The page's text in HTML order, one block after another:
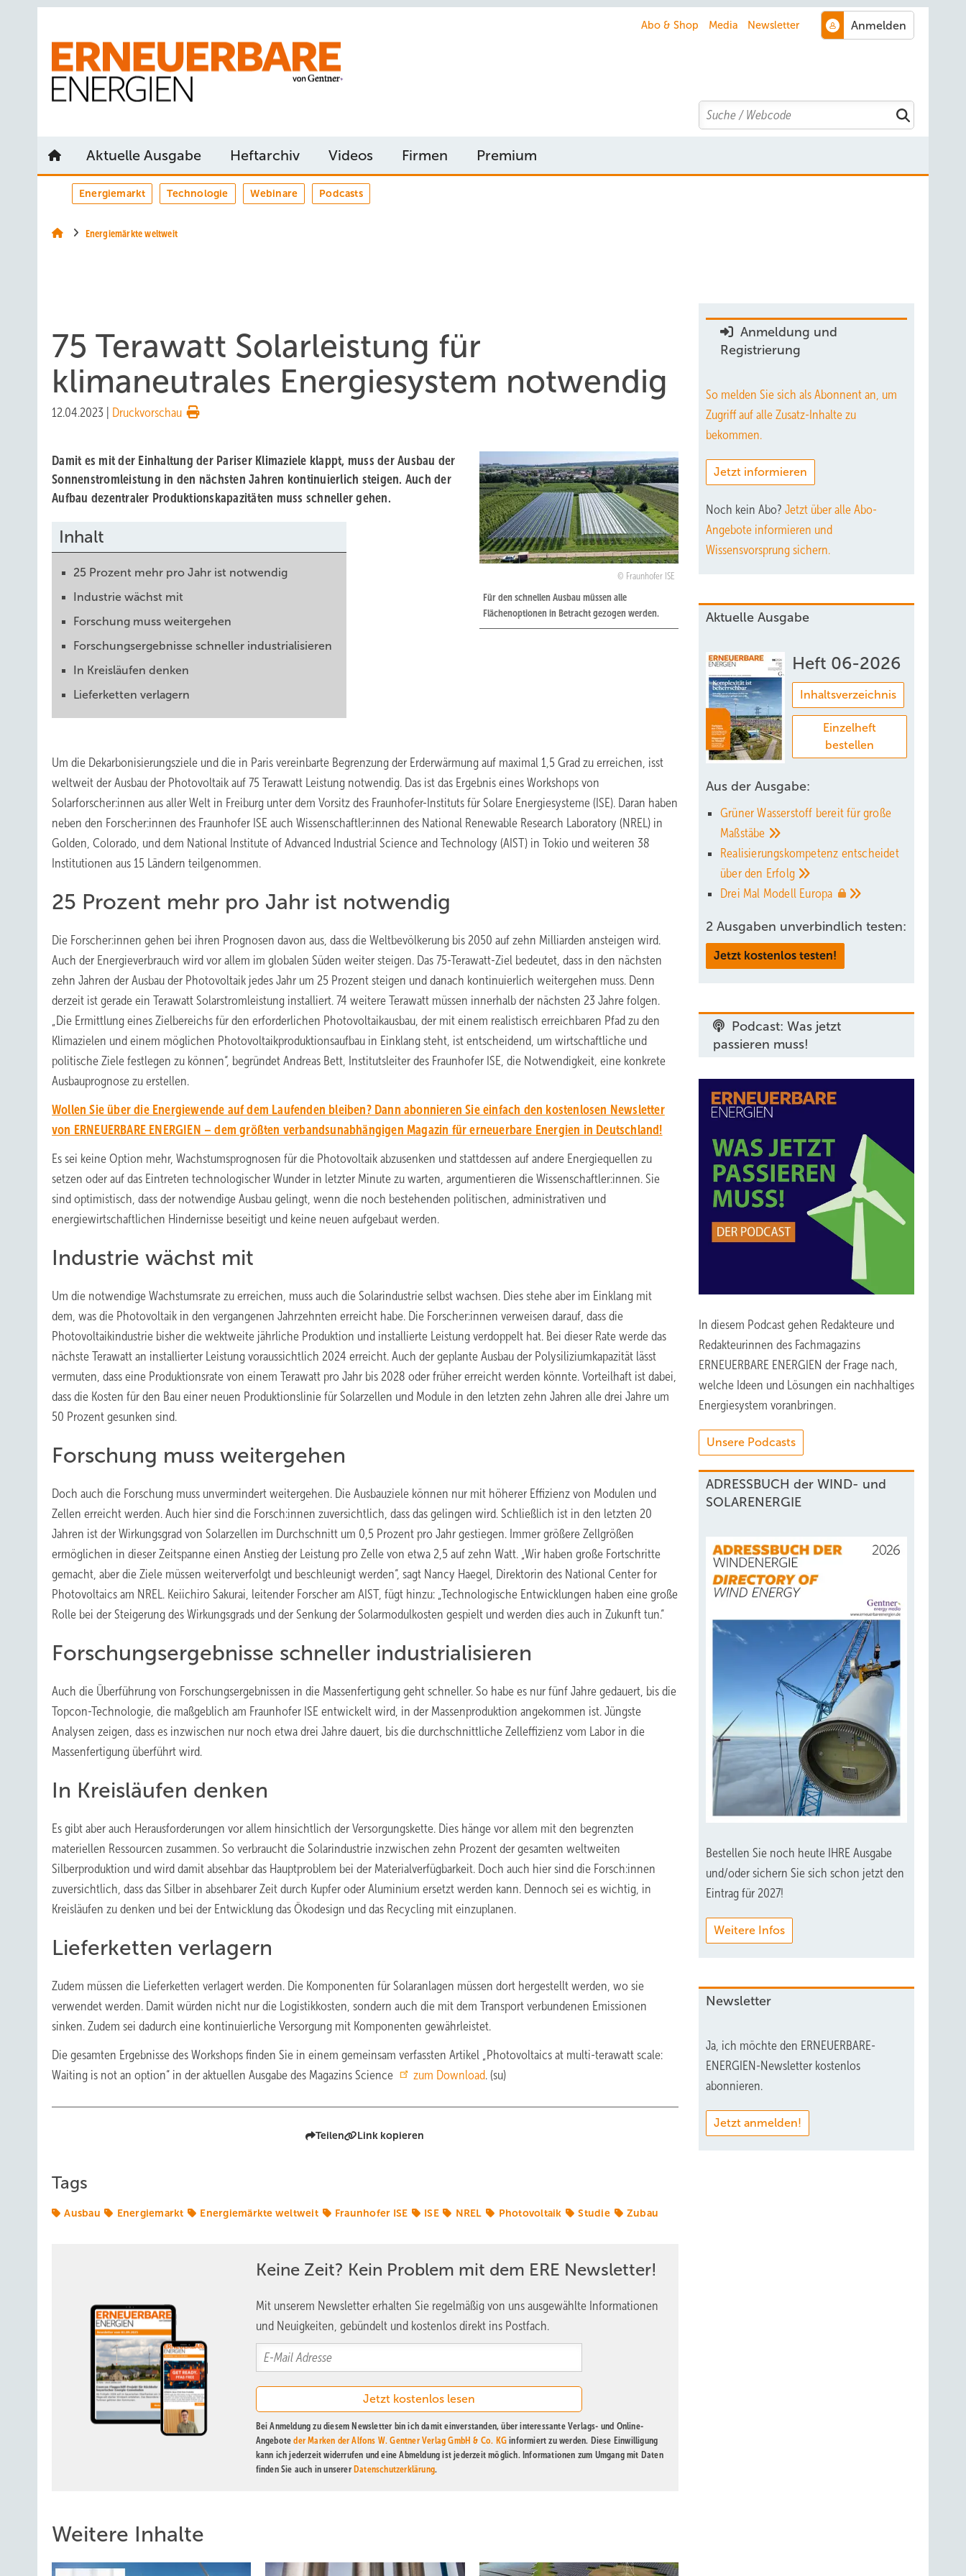
Abo & Shop Media Newsletter
Search
Aktuelle Ausgabe Heftarchiv Videos Firmen Premium
Energiemarkt Technologie Webinare Podcasts
Energiemärkte weltweit
75 Terawatt Solarleistung für
klimaneutrales Energiesystem notwendig
12.04.2023 Druckvorschau
Fraunhofer ISE
Für den schnellen Ausbau müssen alle
Flächenoptionen in Betracht gezogen werden.
Damit es mit der Einhaltung der Pariser Klimaziele klappt, muss der Ausbau der
Sonnenstromleistung in den nächsten Jahren kontinuierlich steigen. Auch der
Aufbau dezentraler Produktionskapazitäten muss schneller gehen.
Inhalt
25 Prozent mehr pro Jahr ist notwendig
Industrie wächst mit
Forschung muss weitergehen
Forschungsergebnisse schneller industrialisieren
In Kreisläufen denken
Lieferketten verlagern
Um die Dekarbonisierungsziele und die in Paris vereinbarte Begrenzung der Erderwärmung auf maximal 1,5 Grad zu erreichen, isst
weltweit der Ausbau der Photovoltaik auf 75 Terawatt Leistung notwendig. Das ist das Ergebnis eines Workshops von
Solarforscher:innen aus aller Welt in Freiburg unter dem Vorsitz des Fraunhofer-Instituts für Solare Energiesysteme (ISE). Daran haben
neben den Forscher:innen des Fraunhofer ISE auch Wissenschaftler:innen des National Renewable Research Laboratory (NREL) in
Golden, Colorado, und dem National Institute of Advanced Industrial Science and Technology (AIST) in Tokio und weiteren 38
Institutionen aus 15 Ländern teilgenommen.
25 Prozent mehr pro Jahr ist notwendig
Die Forscher:innen gehen bei ihren Prognosen davon aus, dass die Weltbevölkerung bis 2050 auf zehn Milliarden ansteigen wird.
Auch der Energieverbrauch wird vor allem im globalen Süden weiter steigen. Das 75-Terawatt-Ziel bedeutet, dass in den nächsten
zehn Jahren der Ausbau der Photovoltaik jedes Jahr um 25 Prozent steigen und danach kontinuierlich weitergehen muss. Denn
derzeit ist gerade ein Terawatt Solarstromleistung installiert. 74 weitere Terawatt müssen innerhalb der nächsten 23 Jahre folgen.
„Die Ermittlung eines Zielbereichs für den erforderlichen Photovoltaikausbau, der mit einem realistisch erreichbaren Pfad zu den
Klimazielen und einem möglichen Photovoltaikproduktionsaufbau in Einklang steht, ist entscheidend, um wirtschaftliche und
politische Ziele festlegen zu können“, begründet Andreas Bett, Institutsleiter des Fraunhofer ISE, die Notwendigkeit, eine konkrete
Ausbauprognose zu erstellen.
Wollen Sie über die Energiewende auf dem Laufenden bleiben? Dann abonnieren Sie einfach den kostenlosen Newsletter
von ERNEUERBARE ENERGIEN – dem größten verbandsunabhängigen Magazin für erneuerbare Energien in Deutschland!
Es sei keine Option mehr, Wachstumsprognosen für die Photovoltaik abzusenken und stattdessen auf andere Energiequellen zu
setzen oder auf das Eintreten technologischer Wunder in letzter Minute zu warten, argumentieren die Wissenschaftler:innen. Sie
sind optimistisch, dass der notwendige Ausbau gelingt, wenn die noch bestehenden politischen, administrativen und
energiewirtschaftlichen Hindernisse beseitigt und keine neuen aufgebaut werden.
Industrie wächst mit
Um die notwendige Wachstumsrate zu erreichen, muss auch die Solarindustrie selbst wachsen. Dies stehe aber im Einklang mit
dem, was die Photovoltaik in den vergangenen Jahrzehnten erreicht habe. Die Forscher:innen verweisen darauf, dass die
Photovoltaikindustrie bisher die wektweite jährliche Produktion und installierte Leistung verdoppelt hat. Bei dieser Rate werde das
nächste Terawatt an installierter Leistung voraussichtlich 2024 erreicht. Auch der geplante Ausbau der Polysiliziumkapazität lässt
vermuten, dass eine Produktionsrate von einem Terawatt pro Jahr bis 2028 oder früher erreicht werden könnte. Vorteilhaft ist dabei,
dass die Kosten für den Bau einer neuen Produktionslinie für Solarzellen und Module in den letzten zehn Jahren alle drei Jahre um
50 Prozent gesunken sind.
Forschung muss weitergehen
Doch auch die Forschung muss unvermindert weitergehen. Die Ausbauziele können nur mit höherer Effizienz von Modulen und
Zellen erreicht werden. Auch hier sind die Forsch:innen zuversichtlich, dass das gelingen wird. Schließlich ist in den letzten 20
Jahren ist der Wirkungsgrad von Solarzellen im Durchschnitt um 0,5 Prozent pro Jahr gestiegen. Immer größere Zellgrößen
ermöglichen in dieser Zeitspanne einen Anstieg der Leistung pro Zelle von etwa 2,5 auf zehn Watt. „Wir haben große Fortschritte
gemacht, aber die Ziele müssen weiterverfolgt und beschleunigt werden“, sagt Nancy Haegel, Direktorin des National Center for
Photovoltaics am NREL. Keiichiro Sakurai, leitender Forscher am AIST, fügt hinzu: „Technologische Entwicklungen haben eine große
Rolle bei der Steigerung des Wirkungsgrads und der Senkung der Solarmodulkosten gespielt und werden dies auch in Zukunft tun.“
Forschungsergebnisse schneller industrialisieren
Auch die Überführung von Forschungsergebnissen in die Massenfertigung geht schneller. So habe es nur fünf Jahre gedauert, bis die
Topcon-Technologie, die maßgeblich am Fraunhofer ISE entwickelt wird, in der Massenproduktion angekommen ist. Jüngste
Analysen zeigen, dass es inzwischen nur noch etwa drei Jahre dauert, bis die durchschnittliche Zelleffizienz vom Labor in die
Massenfertigung überführt wird.
In Kreisläufen denken
Es gibt aber auch Herausforderungen vor allem hinsichtlich der Versorgungskette. Dies hänge vor allem mit den begrenzten
materiellen Ressourcen zusammen. So verbraucht die Solarindustrie inzwischen zehn Prozent der gesamten weltweiten
Silberproduktion und wird damit absehbar das Hauptproblem bei der Materialverfügbarkeit. Doch auch hier sind die Forsch:innen
zuversichtlich, dass das Silber in absehbarer Zeit durch Kupfer oder Aluminium ersetzt werden kann. Dennoch sei es wichtig, in
Kreisläufen zu denken und bei der Entwicklung das Ökodesign und das Recycling mit einzuplanen.
Lieferketten verlagern
Zudem müssen die Lieferketten verlagert werden. Die Komponenten für Solaranlagen müssen dort hergestellt werden, wo sie
verwendet werden. Damit würden nicht nur die Logistikkosten, sondern auch die mit dem Transport verbundenen Emissionen
sinken. Zudem sei dadurch eine kontinuierliche Versorgung mit Komponenten gewährleistet.
Die gesamten Ergebnisse des Workshops finden Sie in einem gemeinsam verfassten Artikel „Photovoltaics at multi-terawatt scale:
Waiting is not an option“ in der aktuellen Ausgabe des Magazins Science
zum Download. (su)
Teilen Link kopieren
Tags
Ausbau Energiemarkt Energiemärkte weltweit Fraunhofer ISE ISE NREL Photovoltaik Studie Zubau
Keine Zeit? Kein Problem mit dem ERE Newsletter!
Mit unserem Newsletter erhalten Sie regelmäßig von uns ausgewählte Informationen
und Neuigkeiten, gebündelt und kostenlos direkt ins Postfach.
Bei Anmeldung zu diesem Newsletter bin ich damit einverstanden, über interessante Verlags- und Online-
Angeboteder Marken der Alfons W. Gentner Verlag GmbH & Co. KG informiert zu werden. Diese Einwilligung
kann ich jederzeit widerrufen und eine Abmeldung ist jederzeit möglich. Informationen zum Umgang mit Daten
finden Sie auch in unserer Datenschutzerklärung.
Weitere Inhalte
Anmeldung und
Registrierung
So melden Sie sich als Abonnent an, um
Zugriff auf alle Zusatz-Inhalte zu
bekommen.
Jetzt informieren
Noch kein Abo? Jetzt über alle Abo-
Angebote informieren und
Wissensvorsprung sichern.
Aktuelle Ausgabe
Heft 06-2026
Inhaltsverzeichnis
Einzelheft
bestellen
Aus der Ausgabe:
Grüner Wasserstoff bereit für große
Maßstäbe
Realisierungskompetenz entscheidet
über den Erfolg
Drei Mal Modell Europa
2 Ausgaben unverbindlich testen:
Jetzt kostenlos testen!
Podcast: Was jetzt
passieren muss!
In diesem Podcast gehen Redakteure und
Redakteurinnen des Fachmagazins
ERNEUERBARE ENERGIEN der Frage nach,
welche Ideen und Lösungen ein nachhaltiges
Energiesystem voranbringen.
Unsere Podcasts
ADRESSBUCH der WIND- und
SOLARENERGIE
Bestellen Sie noch heute IHRE Ausgabe
und/oder sichern Sie sich schon jetzt den
Eintrag für 2027!
Weitere Infos
Newsletter
Ja, ich möchte den ERNEUERBARE-
ENERGIEN-Newsletter kostenlos
abonnieren.
Jetzt anmelden!